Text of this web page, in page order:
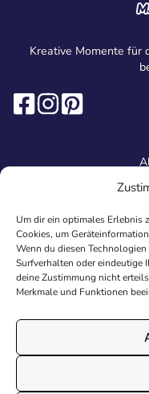
Um dir ein optimales Erlebnis
Cookies, um
Wenn du diesen
Surfverhalten oder eindeutige
deine Zustimmung nicht
Merkmale und Funktionen
Kreative Momente für